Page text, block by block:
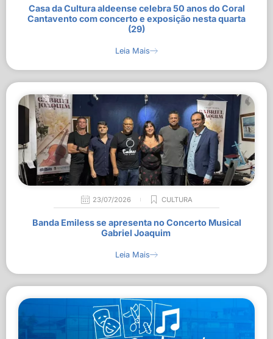
Casa da Cultura aldeense celebra 50 anos do Coral
Cantavento com concerto e exposição nesta quarta
(29)
Leia Mais
23/07/2026 CULTURA
Banda Emiless se apresenta no Concerto Musical
Gabriel Joaquim
Leia Mais